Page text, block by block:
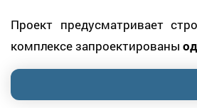
Проект предусматривает
комплексе запроектированы